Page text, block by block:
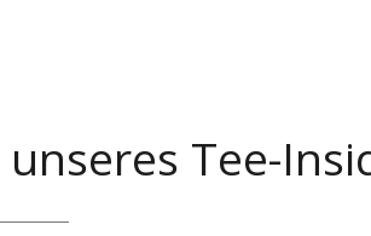
Tee-